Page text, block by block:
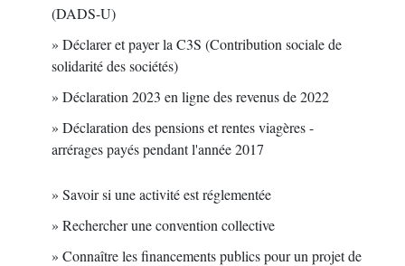
(DADS-U)
Déclarer et payer la C3S (Contribution sociale de
solidarité des sociétés)
Déclaration 2023 en ligne des revenus de 2022
Déclaration des pensions et rentes viagères -
arrérages payés pendant l'année 2017
Savoir si une activité est réglementée
Rechercher une convention collective
Connaître les financements publics pour un projet de